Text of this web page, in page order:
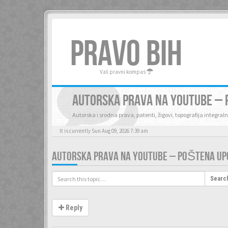
PRAVO BIH
Vaš pravni kompas
AUTORSKA PRAVA NA YOUTUBE
Autorska i srodna prava, patenti, žigovi, topografija
It is currently Sun Aug 09, 2026 7:39 am
AUTORSKA PRAVA NA YOUTUBE – POŠTENA
Reply